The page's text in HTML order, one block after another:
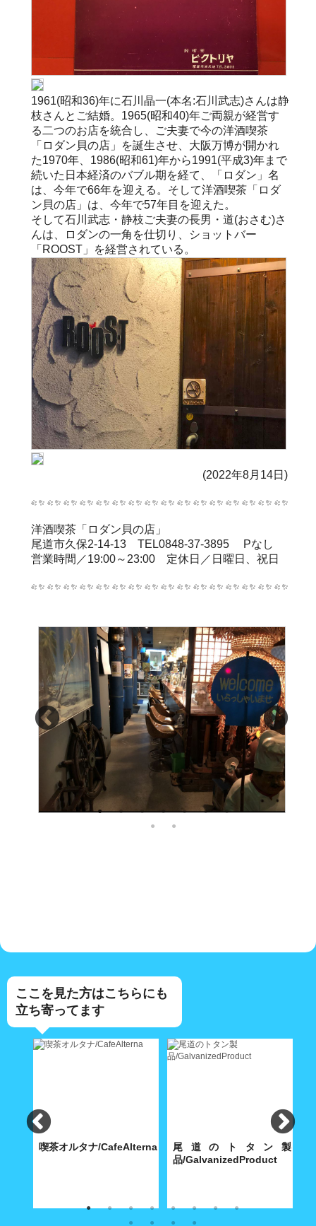
1961(昭和36)年に石川晶一(本名:石川武志)さんは静
枝さんとご結婚。1965(昭和40)年ご両親が経営す
る二つのお店を統合し、ご夫妻で今の洋酒喫茶
「ロダン貝の店」を誕生させ、大阪万博が開かれ
た1970年、1986(昭和61)年から1991(平成3)年まで
続いた日本経済のバブル期を経て、「ロダン」名
は、今年で66年を迎える。そして洋酒喫茶「ロダ
ン貝の店」は、今年で57年目を迎えた。
そして石川武志・静枝ご夫妻の長男・道(おさむ)さ
んは、ロダンの一角を仕切り、ショットバー
「ROOST」を経営されている。
(2022年8月14日)
洋酒喫茶「ロダン貝の店」
尾道市久保2-14-13 TEL0848-37-3895 Pなし
営業時間／19:00～23:00 定休日／日曜日、祝日
ここを見た方はこちらにも
立ち寄ってます
喫茶オルタナ/CafeAlterna
八坂神社に通じる築島(明神)小
尾道のトタン製
品/GalvanizedProduct
内海製作所(大正9年創業)が今